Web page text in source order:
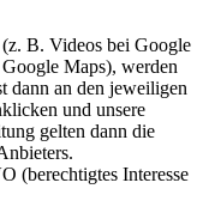
B. Videos bei Google
Maps), werden
dann an den jeweiligen
und unsere
gelten dann die
(berechtigtes Interesse